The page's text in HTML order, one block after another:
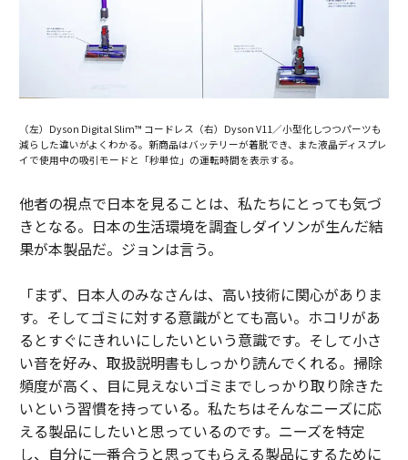
（左）Dyson Digital Slim™️ コードレス（右）Dyson V11／小型化しつつパーツも
減らした違いがよくわかる。新商品はバッテリーが着脱でき、また液晶ディスプレ
イで使用中の吸引モードと「秒単位」の運転時間を表示する。
他者の視点で日本を見ることは、私たちにとっても気づ
きとなる。日本の生活環境を調査しダイソンが生んだ結
果が本製品だ。ジョンは言う。
「まず、日本人のみなさんは、高い技術に関心がありま
す。そしてゴミに対する意識がとても高い。ホコリがあ
るとすぐにきれいにしたいという意識です。そして小さ
い音を好み、取扱説明書もしっかり読んでくれる。掃除
頻度が高く、目に見えないゴミまでしっかり取り除きた
いという習慣を持っている。私たちはそんなニーズに応
える製品にしたいと思っているのです。ニーズを特定
し、自分に一番合うと思ってもらえる製品にするために